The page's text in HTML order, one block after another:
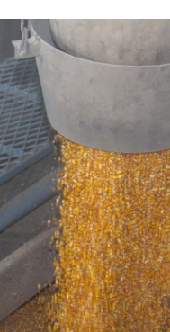
INGRESAR
SUSCRÍBASE